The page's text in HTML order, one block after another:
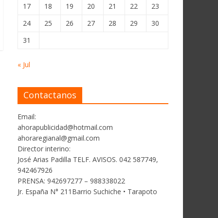
17
18 19 20 21 22
23
24
25 26 27 28 29
30
31
« Jul
Contactanos
Email:
ahorapublicidad@hotmail.com
ahoraregianal@gmail.com
Director interino:
José Arias Padilla TELF. AVISOS. 042 587749,
942467926
PRENSA: 942697277 – 988338022
Jr. España N° 211Barrio Suchiche • Tarapoto